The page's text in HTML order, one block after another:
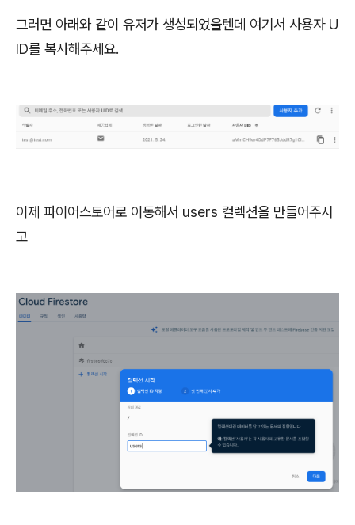
그러면 아래와 같이 유저가 생성되었을텐데 여기서 사용자 U
ID를 복사해주세요.
이제 파이어스토어로 이동해서 users 컬렉션을 만들어주시
고